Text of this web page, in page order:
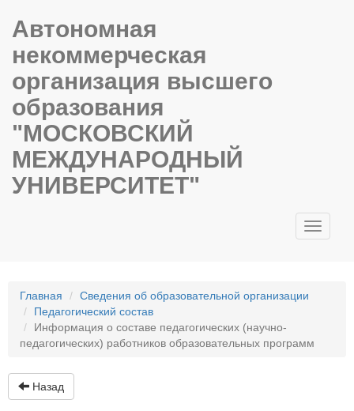
Автономная
некоммерческая
организация высшего
образования
"МОСКОВСКИЙ
МЕЖДУНАРОДНЫЙ
УНИВЕРСИТЕТ"
Toggle
Главная
Сведения об образовательной организации
Педагогический состав
Информация о составе педагогических (научно-
педагогических) работников образовательных программ
Назад